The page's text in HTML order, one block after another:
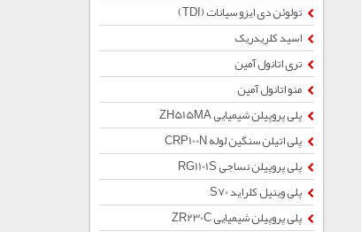
تولوئن دی ایزو سیانات (TDI)
اسید کلریدریک
تری اتانول آمین
منو اتانول آمین
پلی پروپیلن شیمیایی ZH515MA
پلی اتیلن سنگین لوله CRP100N
پلی پروپیلن نساجی RG1101S
پلی وینیل کلراید S70
پلی پروپیلن شیمیایی ZR230C